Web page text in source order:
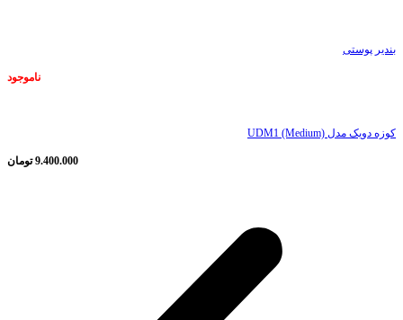
بندیر پوستی
ناموجود
کوزه دویک مدل UDM1 (Medium)
9.400.000 تومان